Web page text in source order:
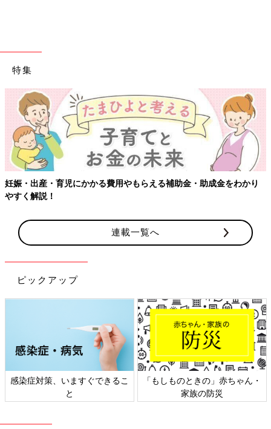
特集
妊娠・出産・育児にかかる費用やもらえる補助金・助成金をわかり
やすく解説！
連載一覧へ
ピックアップ
感染症対策、いますぐできるこ
と
「もしものときの」赤ちゃん・
家族の防災